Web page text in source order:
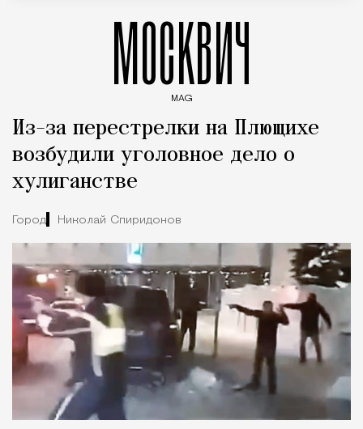
МОСКВИЧ
MAG
Из-за перестрелки на Плющихе
возбудили уголовное дело о
хулиганстве
Город Николай Спиридонов